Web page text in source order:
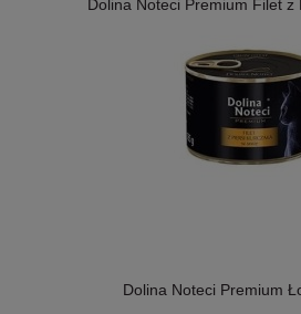
Dolina Noteci Premium Filet z
Dolina Noteci Premium